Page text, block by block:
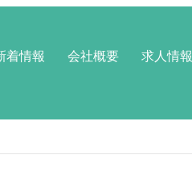
着情報 会社概要 求人情報